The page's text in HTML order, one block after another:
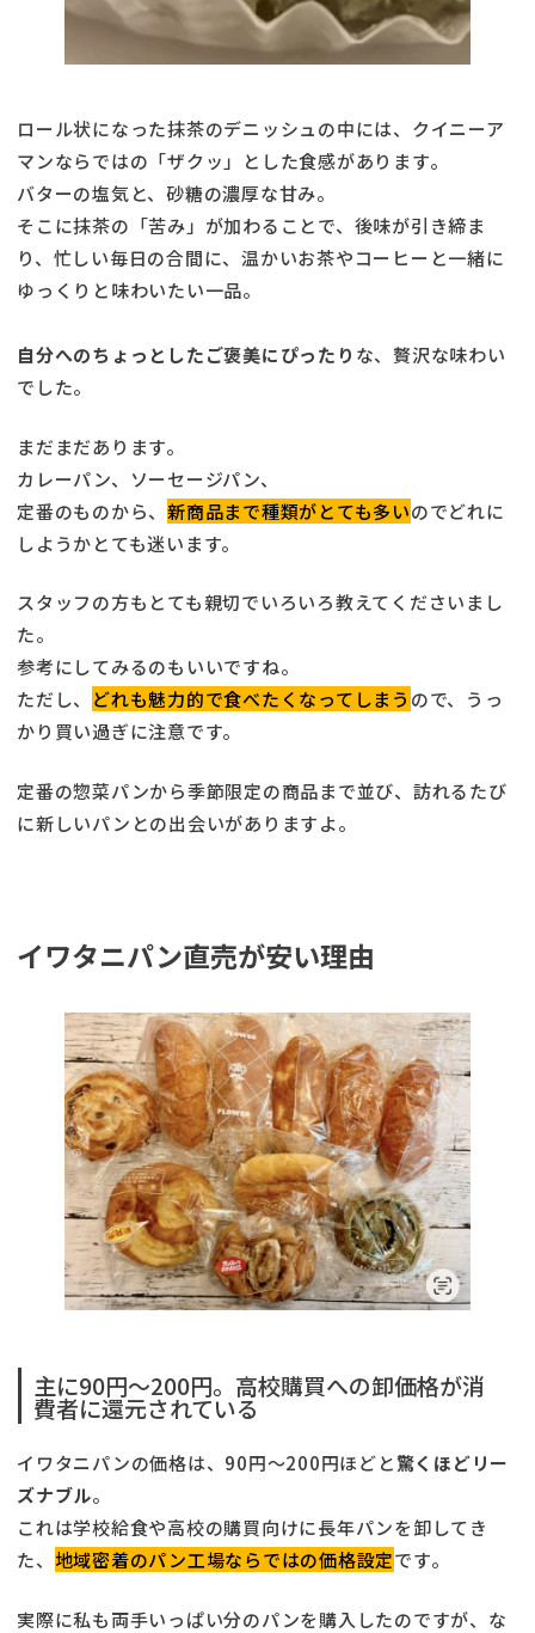
ロール状になった抹茶のデニッシュの中には、クイニーア
マンならではの「ザクッ」とした食感があります。
バターの塩気と、砂糖の濃厚な甘み。
そこに抹茶の「苦み」が加わることで、後味が引き締ま
り、忙しい毎日の合間に、温かいお茶やコーヒーと一緒に
ゆっくりと味わいたい一品。
自分へのちょっとしたご褒美にぴったり な、贅沢な味わい
でした。
まだまだあります。
カレーパン、ソーセージパン、
定番のものから、 新商品まで種類がとても多いのでどれに
しようかとても迷います。
スタッフの方もとても親切でいろいろ教えてくださいまし
た。
参考にしてみるのもいいですね。
ただし、 どれも魅力的で食べたくなってしまう ので、うっ
かり買い過ぎに注意です。
定番の惣菜パンから季節限定の商品まで並び、訪れるたび
に新しいパンとの出会いがありますよ。
イワタニパン直売が安い理由
主に90円〜200円。高校購買への卸価格が消
費者に還元されている
イワタニパンの価格は、90円〜200円ほどと驚くほどリー
ズナブル。
これは学校給食や高校の購買向けに長年パンを卸してき
た、 地域密着のパン工場ならではの価格設定です。
実際に私も両手いっぱい分のパンを購入したのですが、な